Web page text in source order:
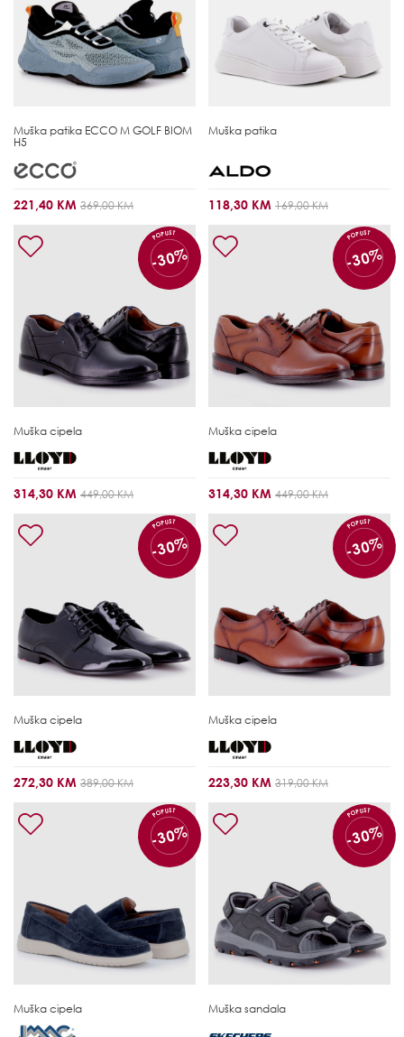
Muška patika ECCO M GOLF BIOM
H5
221,40 KM 369,00 KM
Muška patika
118,30 KM 169,00 KM
POPUST
-30%
Muška cipela
314,30 KM 449,00 KM
POPUST
-30%
Muška cipela
314,30 KM 449,00 KM
POPUST
-30%
Muška cipela
272,30 KM 389,00 KM
POPUST
-30%
Muška cipela
223,30 KM 319,00 KM
POPUST
-30%
Muška cipela
POPUST
-30%
Muška sandala